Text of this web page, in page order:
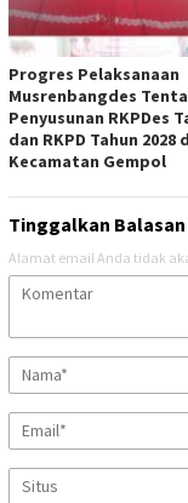
Progres Pelaksanaan
Musrenbangdes
Penyusunan RKPDes
dan RKPD Tahun 2028
Kecamatan Gempol
Tinggalkan Balasan
Alamat email Anda tidak